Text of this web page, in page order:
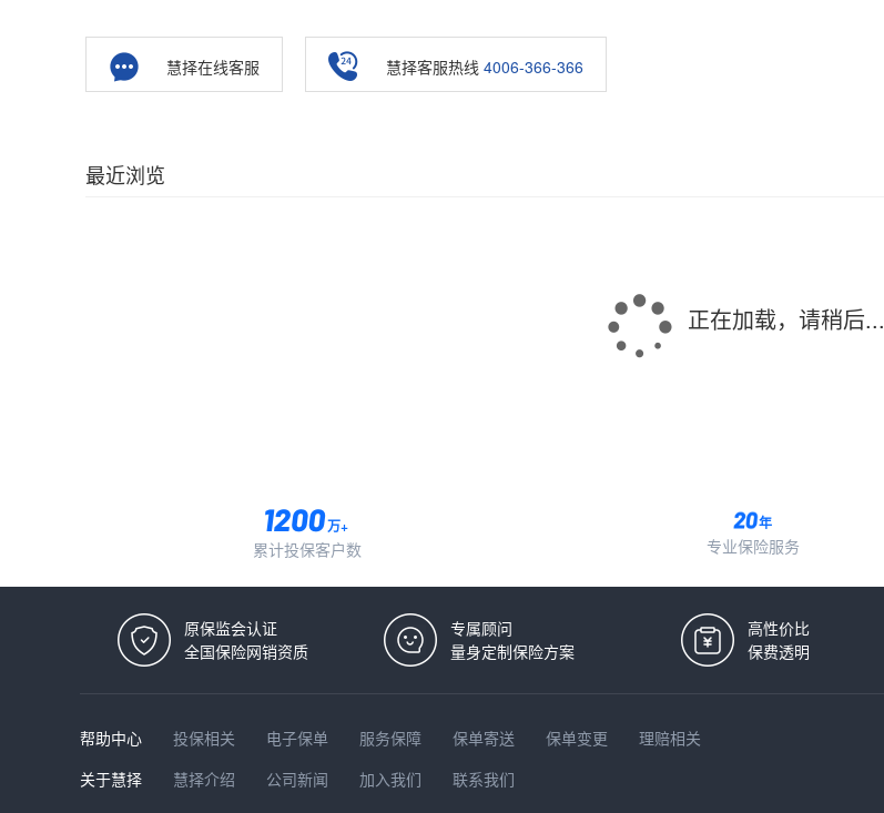
慧择在线客服 慧择客服热线 4006-366-366
最近浏览
正在加载，请稍后...
万+
累计投保客户数
年
专业保险服务
原保监会认证
全国保险网销资质
专属顾问
量身定制保险方案
高性价比
保费透明
帮助中心 投保相关 电子保单 服务保障 保单寄送 保单变更
理赔相关
关于慧择
慧择介绍 公司新闻 加入我们 联系我们